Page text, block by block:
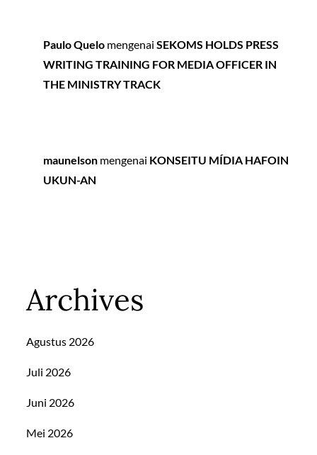
Paulo Quelo mengenaiSEKOMS HOLDS PRESS
WRITING TRAINING FOR MEDIA OFFICER IN
THE MINISTRY TRACK
maunelson mengenai KONSEITU MÍDIA HAFOIN
UKUN-AN
Archives
Agustus 2026
Juli 2026
Juni 2026
Mei 2026